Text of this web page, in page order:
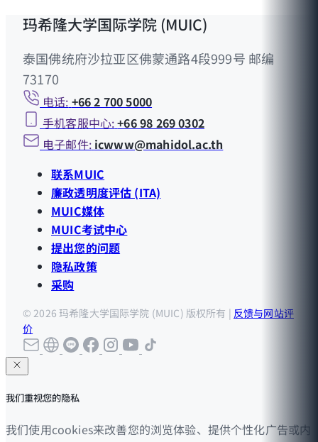
玛希隆大学国际学院 (MUIC)
泰国佛统府沙拉亚区佛蒙通路4段999号 邮编
73170
电话: +66 2 700 5000
手机客服中心:+66 98 269 0302
电子邮件: icwww@mahidol.ac.th
联系MUIC
廉政透明度评估 (ITA)
MUIC媒体
MUIC考试中心
提出您的问题
隐私政策
采购
© 2026 玛希隆大学国际学院 (MUIC) 版权所有 | 反馈与网站评
价
我们重视您的隐私
我们使用cookies来改善您的浏览体验、提供个性化广告或内